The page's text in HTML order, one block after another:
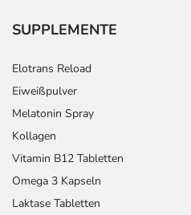
SUPPLEMENTE
Elotrans Reload
Eiweißpulver
Melatonin Spray
Kollagen
Vitamin B12 Tabletten
Omega 3 Kapseln
Laktase Tabletten